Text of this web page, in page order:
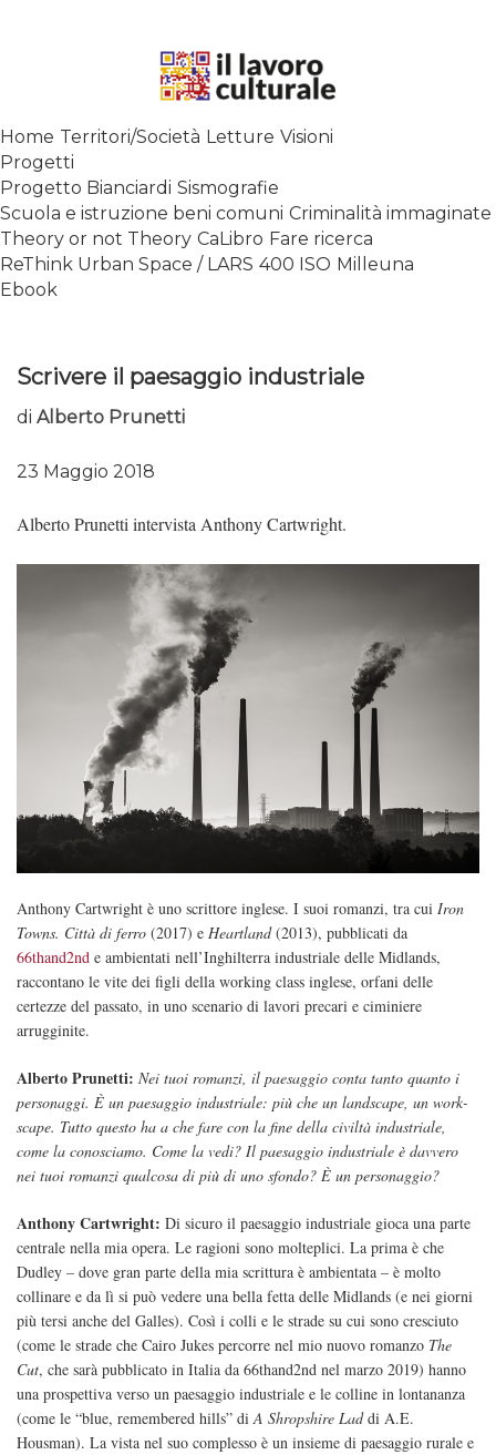
SPALANCARE LE FINESTRE DEI
CONTEMPORANEO
Home Territori/Società Letture Visioni
Progetti
Progetto Bianciardi Sismografie
Scuola e istruzione beni comuni Criminalità immaginate
Theory or not Theory CaLibro Fare ricerca
ReThink Urban Space / LARS 400 ISO Milleuna
Ebook
Scrivere il paesaggio industriale
di Alberto Prunetti
23 Maggio 2018
Alberto Prunetti intervista Anthony Cartwright.
Anthony Cartwright è uno scrittore inglese. I suoi romanzi, tra cui Iron
Towns. Città di ferro (2017) e Heartland(2013), pubblicati da
66thand2nd e ambientati nell’Inghilterra industriale delle Midlands,
raccontano le vite dei figli della working class inglese, orfani delle
certezze del passato, in uno scenario di lavori precari e ciminiere
arrugginite.
Alberto Prunetti: Nei tuoi romanzi, il paesaggio conta tanto quanto i
personaggi. È un paesaggio industriale: più che un landscape, un work-
scape. Tutto questo ha a che fare con la fine della civiltà industriale,
come la conosciamo. Come la vedi? Il paesaggio industriale è davvero
nei tuoi romanzi qualcosa di più di uno sfondo? È un personaggio?
Anthony Cartwright: Di sicuro il paesaggio industriale gioca una parte
centrale nella mia opera. Le ragioni sono molteplici. La prima è che
Dudley – dove gran parte della mia scrittura è ambientata – è molto
collinare e da lì si può vedere una bella fetta delle Midlands (e nei giorni
più tersi anche del Galles). Così i colli e le strade su cui sono cresciuto
(come le strade che Cairo Jukes percorre nel mio nuovo romanzo The
Cut, che sarà pubblicato in Italia da 66thand2nd nel marzo 2019) hanno
una prospettiva verso un paesaggio industriale e le colline in lontananza
(come le “blue, remembered hills” diA Shropshire Laddi A.E.
Housman). La vista nel suo complesso è un insieme di paesaggio rurale e